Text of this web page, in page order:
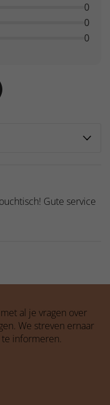
0
0
0
Gute service
al je vragen over
We streven ernaar
informeren.